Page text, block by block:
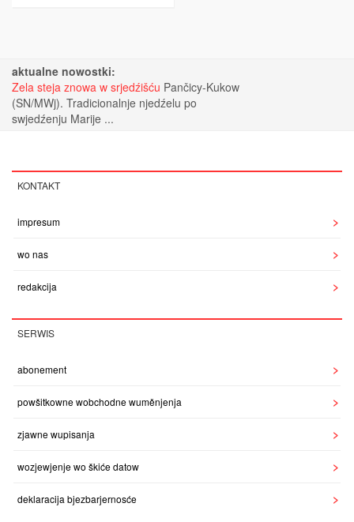
aktualne nowostki:
Zela steja znowa w srjedźišću Pančicy-Kukow
(SN/MWj). Tradicionalnje njedźelu po
swjedźenju Marije ...
KONTAKT
impresum
wo nas
redakcija
SERWIS
abonement
powšitkowne wobchodne wuměnjenja
zjawne wupisanja
wozjewjenje wo škiće datow
deklaracija bjezbarjernosće